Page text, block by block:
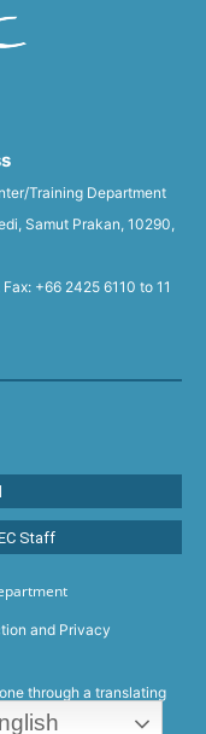
Training Department
Samut Prakan, 10290,
+66 2425 6110 to 11
Staff
and Privacy
through a translating
please refer to the